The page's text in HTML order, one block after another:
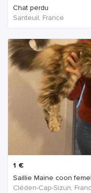
Chat perdu
Santeuil, France
1 €
Saillie Maine coon
Cléden-Cap-Sizun,